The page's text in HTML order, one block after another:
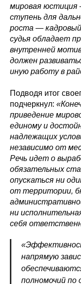
мировая юстиция
ступень для
роста — кадровый
судья обладает
внутренней
должен
иную работу в
Подводя итог
подчеркнул:
приведение
единому и
надлежащих
независимо от
Речь идет о
обязательных
опускаться ни
от территории,
ни
себя
напрямую
полномочий по